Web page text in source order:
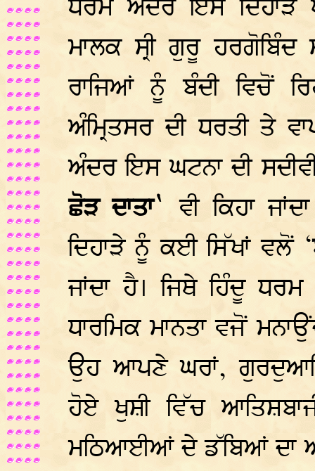
ਧਰਮ ਅੰਦਰ ਇਸ ਦਿਹਾੜੇ
ਮਾਲਕ ਸ੍ਰੀ ਗੁਰੂ
ਰਾਜਿਆਂ ਨੂੰ ਬੰਦੀ ਵਿਚੋਂ
ਅੰਮ੍ਰਿਤਸਰ ਦੀ ਧਰਤੀ ਤੇ
ਅੰਦਰ ਇਸ ਘਟਨਾ ਦੀ
ਛੋੜ ਦਾਤਾ`ਵੀ ਕਿਹਾ
ਦਿਹਾੜੇ ਨੂੰ ਕਈ ਸਿੱਖਾਂ ਵਲੋਂ ‘
ਜਾਂਦਾ ਹੈ। ਜਿਥੇ ਹਿੰਦੂ
ਧਾਰਮਿਕ ਮਾਨਤਾ ਵਜੋਂ
ਉਹ ਆਪਣੇ ਘਰਾਂ,
ਹੋਏ ਖੁਸ਼ੀ ਵਿੱਚ
ਮਠਿਆਈਆਂ ਦੇ ਡੱਬਿਆਂ ਦਾ